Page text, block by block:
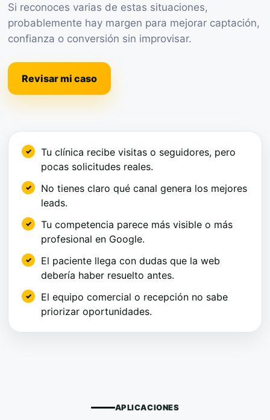
Si reconoces varias de estas situaciones,
probablemente hay margen para mejorar captación,
confianza o conversión sin improvisar.
Revisar mi caso
Tu clínica recibe visitas o seguidores, pero
pocas solicitudes reales.
No tienes claro qué canal genera los mejores
leads.
Tu competencia parece más visible o más
profesional en Google.
El paciente llega con dudas que la web
debería haber resuelto antes.
El equipo comercial o recepción no sabe
priorizar oportunidades.
APLICACIONES